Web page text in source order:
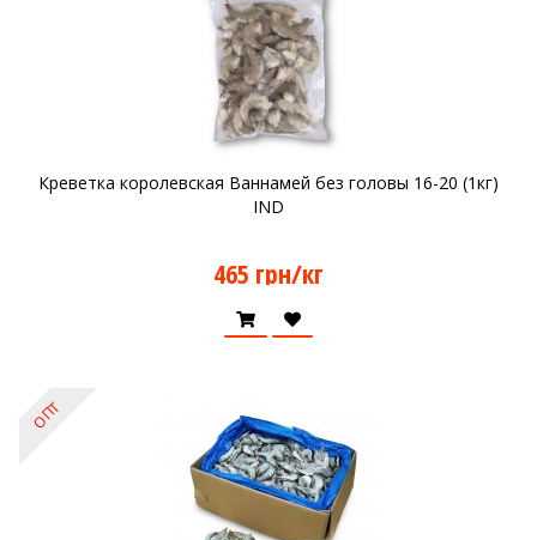
Креветка королевская Ваннамей без головы 16-20 (1кг)
IND
465 грн/кг
ОПТ